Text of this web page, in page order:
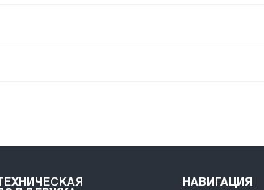
ТЕХНИЧЕСКАЯ
НАВИГАЦИЯ